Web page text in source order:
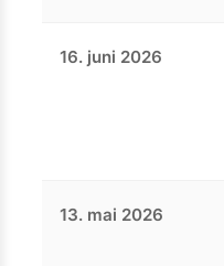
16. juni 2026
13. mai 2026